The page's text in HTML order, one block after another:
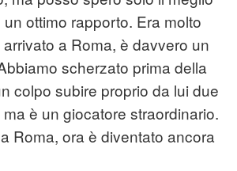
ottimo rapporto. Era molto
a Roma, è davvero un
scherzato prima della
colpo subire proprio da lui due
è un giocatore straordinario.
Roma, ora è diventato ancora